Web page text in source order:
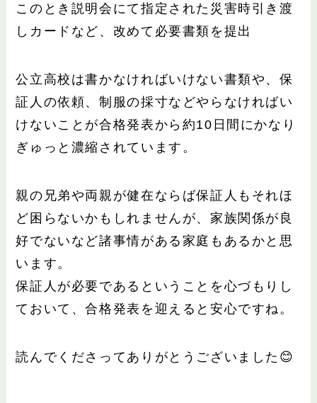
このとき説明会にて指定された災害時引き渡
しカードなど、改めて必要書類を提出
公立高校は書かなければいけない書類や、保
証人の依頼、制服の採寸などやらなければい
けないことが合格発表から約10日間にかなり
ぎゅっと濃縮されています。
親の兄弟や両親が健在ならば保証人もそれほ
ど困らないかもしれませんが、家族関係が良
好でないなど諸事情がある家庭もあるかと思
います。
保証人が必要であるということを心づもりし
ておいて、合格発表を迎えると安心ですね。
読んでくださってありがとうございました😊